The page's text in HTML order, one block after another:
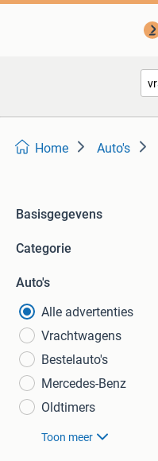
Home Auto's
Basisgegevens
Categorie
Auto's
Alle advertenties
Vrachtwagens
Bestelauto's
Mercedes-Benz
Oldtimers
Toon meer